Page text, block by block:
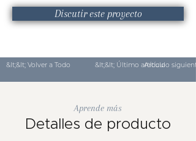
Discutir este proyecto
&lt;&lt; Volver a Todo &lt;&lt; Último artículo
Artículo
Aprende más
Detalles de producto